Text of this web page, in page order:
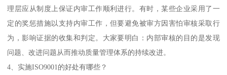
理层应从制度上保证内审工作顺利进行。有时，某些企业采用了一
定的奖惩措施以支持内审工作，但要避免被审方因害怕审核采取行
为，影响证据的收集和判定。大家要明白：内部审核的目的是发现
问题、改进问题从而推动质量管理体系的持续改进。
4、实施ISO9001的好处有哪些？